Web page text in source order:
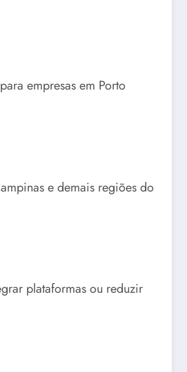
empresas em Porto
e demais regiões do
plataformas ou reduzir